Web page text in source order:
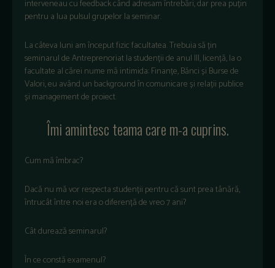
interveneau cu feedback când adresam întrebări, dar prea puțin
pentru a lua pulsul grupelor la seminar.
La câteva luni am început fizic facultatea. Trebuia să țin
seminarul de Antreprenoriat la studenții de anul III, licență, la o
facultate al cărei nume mă intimida: Finanțe, Bănci și Burse de
Valori, eu având un background în comunicare și relații publice
și management de proiect.
Îmi amintesc teama care m-a cuprins.
Cum mă îmbrac?
Dacă nu mă vor respecta studenții pentru că sunt prea tânără,
întrucât între noi era o diferență de vreo 7 ani?
Cât durează seminarul?
În ce constă examenul?